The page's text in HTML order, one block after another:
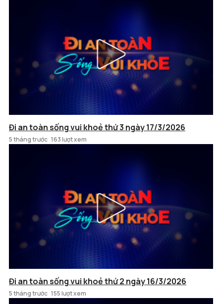
Đi an toàn sống vui khoẻ thứ 3 ngày 17/3/2026
5 tháng trước 163 lượt xem
Đi an toàn sống vui khoẻ thứ 2 ngày 16/3/2026
5 tháng trước 155 lượt xem